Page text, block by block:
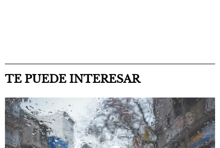
TE PUEDE INTERESAR